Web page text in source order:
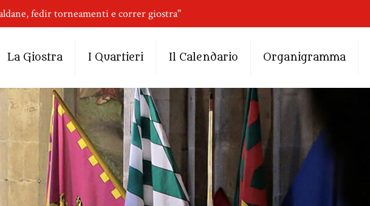
fedir torneamenti e correr giostra"
La Giostra I Quartieri Il Calendario Organigramma